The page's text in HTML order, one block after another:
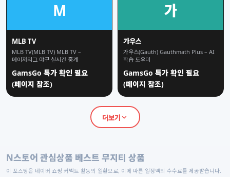
M
MLB TV
MLB TV(MLB TV) MLB TV –
메이저리그 야구 실시간 중계
GamsGo 특가 확인 필요
(페이지 참조)
가
가우스
가우스(Gauth) Gauthmath Plus – AI
학습 도우미
GamsGo 특가 확인 필요
(페이지 참조)
더보기
N스토어 관심상품 베스트 무지티 상품
이 포스팅은 네이버 쇼핑 커넥트 활동의 일환으로, 이에 따른 일정액의 수수료를 제공받습니다.